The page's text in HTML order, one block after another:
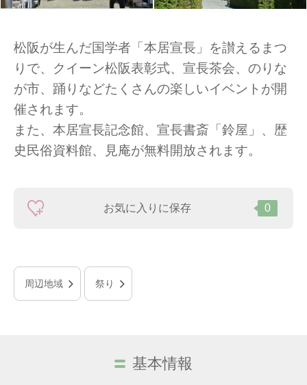
松阪が生んだ国学者「本居宣長」を讃えるまつ
りで、クイーン松阪表彰式、宣長茶会、のりな
が市、踊りなどたくさんの楽しいイベントが開
催されます。
また、本居宣長記念館、宣長書斎「鈴屋」、歴
史民俗資料館、見庵が無料開放されます。
お気に入りに保存 0
周辺地域 祭り
基本情報